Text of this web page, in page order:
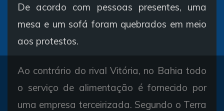
De acordo com pessoas presentes, uma
mesa e um sofá foram quebrados em meio
aos protestos.
Ao contrário do rival Vitória, no Bahia todo
o serviço de alimentação é fornecido por
uma empresa terceirizada. Segundo o Terra